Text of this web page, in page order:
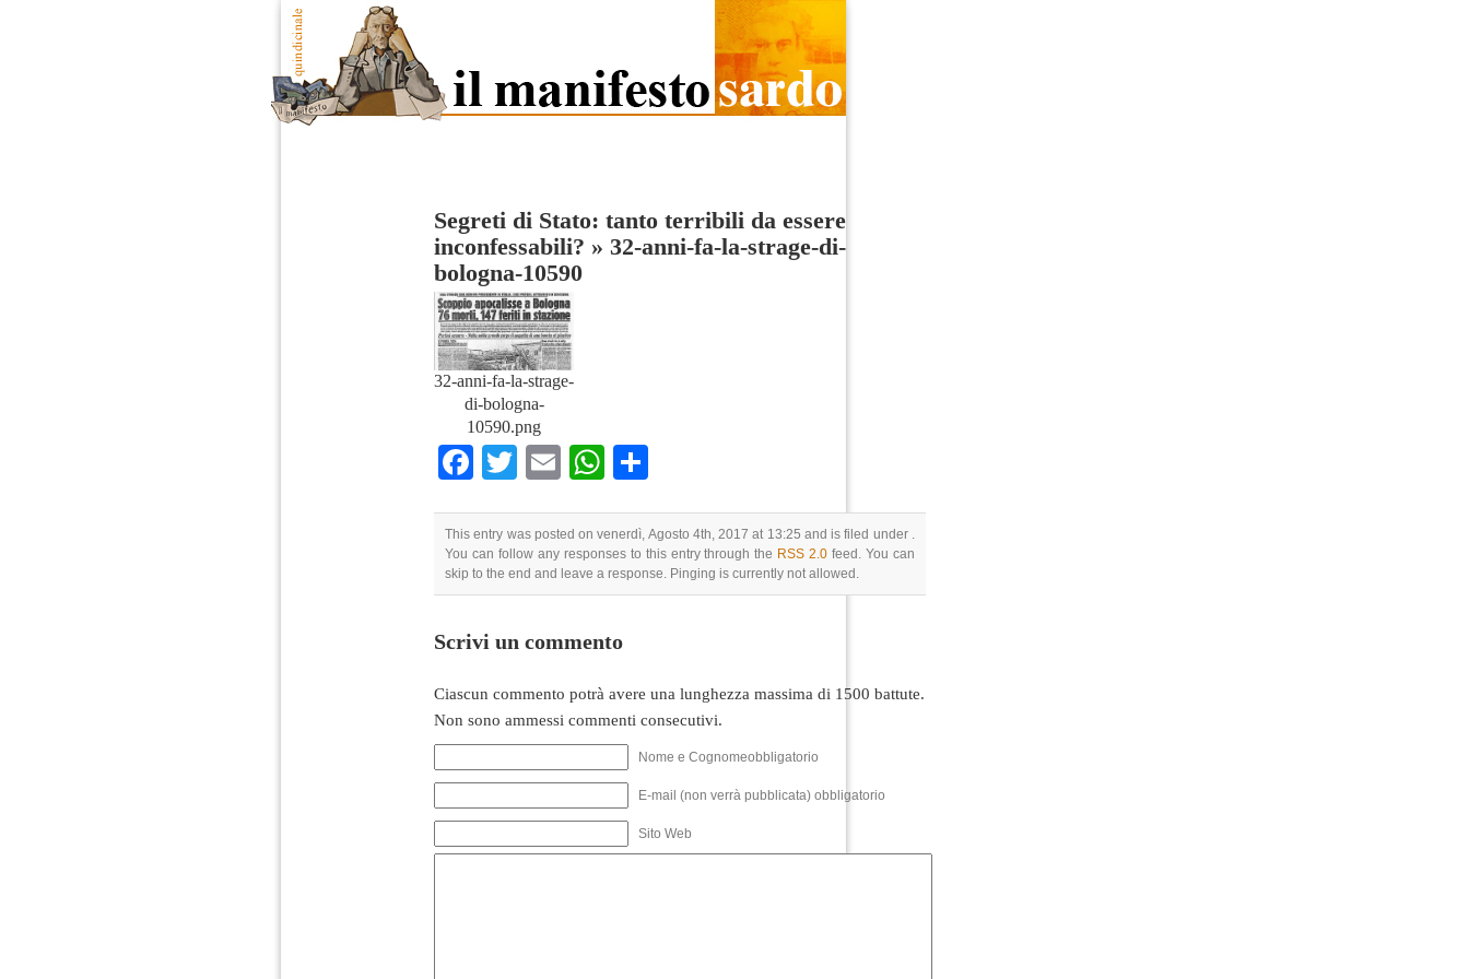
Segreti di Stato: tanto terribili da essere
inconfessabili? » 32-anni-fa-la-strage-di-
bologna-10590
32-anni-fa-la-strage-
di-bologna-
10590.png
Facebook
TwitterEmailWhatsApp
This entry was posted on venerdì, Agosto 4th, 2017 at 13:25 and is filed under .
You can follow any responses to this entry through the RSS 2.0 feed. You can
skip to the end and leave a response. Pinging is currently not allowed.
Scrivi un commento
Ciascun commento potrà avere una lunghezza massima di 1500 battute.
Non sono ammessi commenti consecutivi.
Nome e Cognomeobbligatorio
E-mail (non verrà pubblicata) obbligatorio
Sito Web